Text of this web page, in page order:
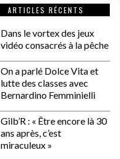
ARTICLES RÉCENTS
Dans le vortex des jeux
vidéo consacrés à la pêche
On a parlé Dolce Vita et
lutte des classes avec
Bernardino Femminielli
Gilb’R : « Être encore là 30
ans après, c’est
miraculeux »